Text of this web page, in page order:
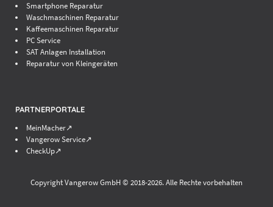
Smartphone Reparatur
Waschmaschinen Reparatur
Kaffeemaschinen Reparatur
PC Service
SAT Anlagen Installation
Reparatur von Kleingeräten
PARTNERPORTALE
MeinMacher↗
Vangerow Service↗
CheckUp↗
Copyright Vangerow GmbH © 2018-2026. Alle Rechte vorbehalten